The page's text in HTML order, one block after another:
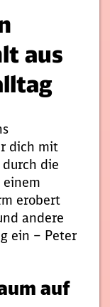
aus
dich mit
die
einem
erobert
andere
ein – Peter
auf